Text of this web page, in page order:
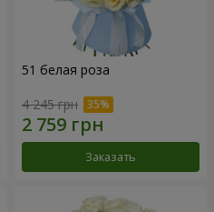
51 белая роза
4 245 грн
Заказать